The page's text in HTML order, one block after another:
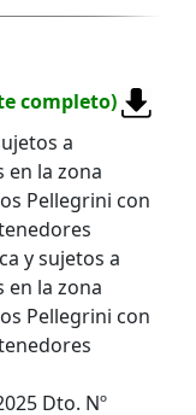
completo)
a
en la zona
Pellegrini con
y sujetos a
en la zona
Pellegrini con
Dto. Nº